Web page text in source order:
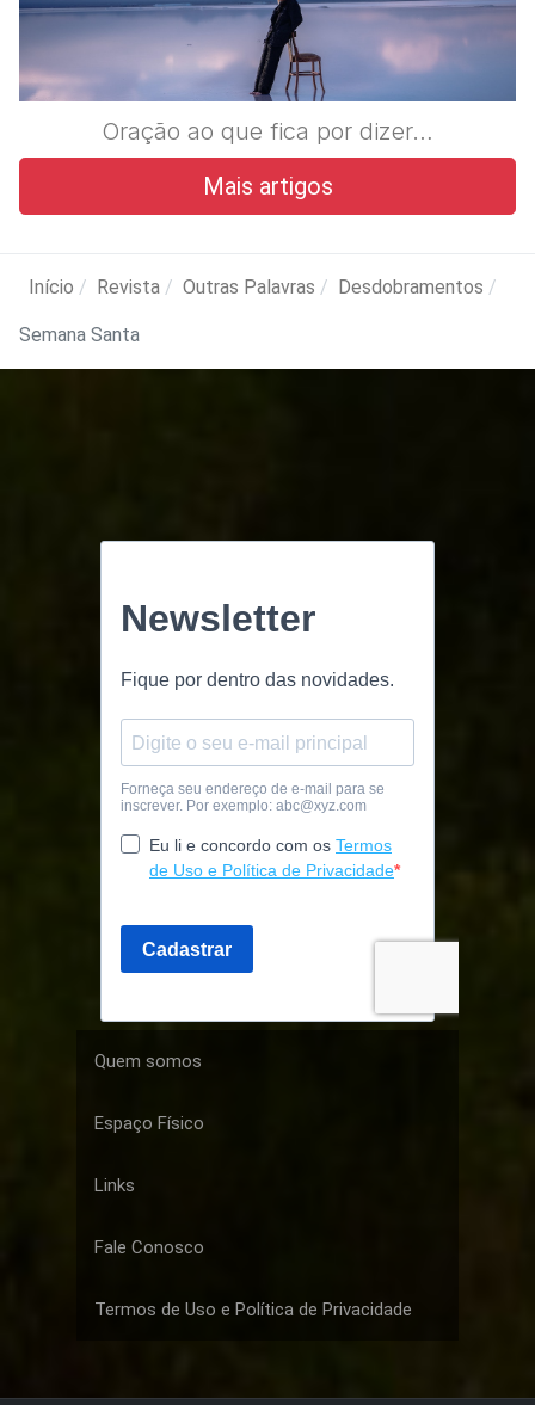
Oração ao que fica por dizer…
Mais artigos
Início Revista Outras Palavras Desdobramentos
Semana Santa
Quem somos
Espaço Físico
Links
Fale Conosco
Termos de Uso e Política de Privacidade